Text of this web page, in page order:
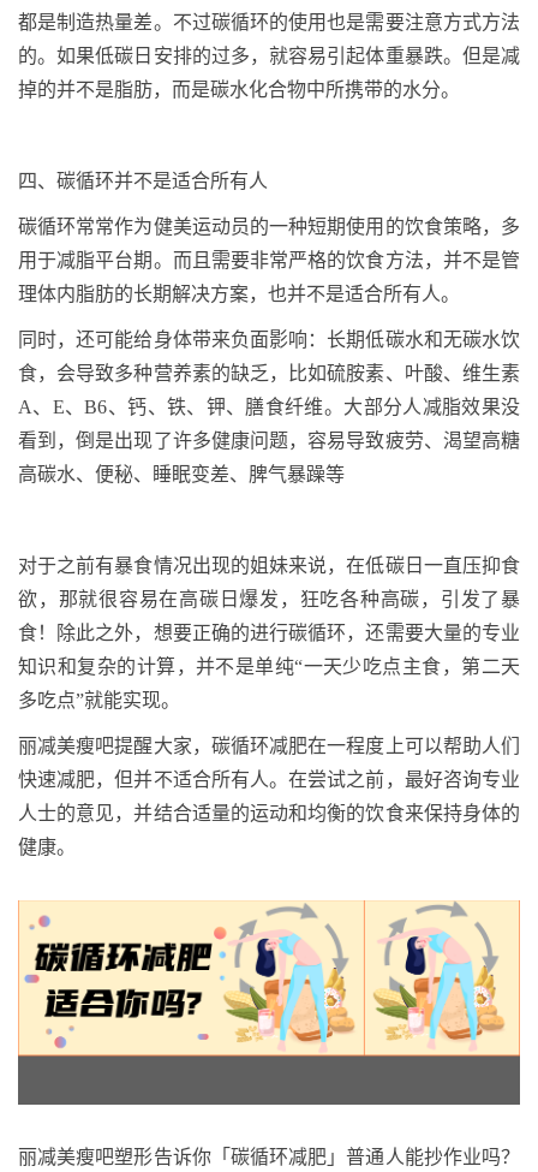
都是制造热量差。不过碳循环的使用也是需要注意方式方法
的。如果低碳日安排的过多，就容易引起体重暴跌。但是减
掉的并不是脂肪，而是碳水化合物中所携带的水分。
四、碳循环并不是适合所有人
碳循环常常作为健美运动员的一种短期使用的饮食策略，多
用于减脂平台期。而且需要非常严格的饮食方法，并不是管
理体内脂肪的长期解决方案，也并不是适合所有人。
同时，还可能给身体带来负面影响：长期低碳水和无碳水饮
食，会导致多种营养素的缺乏，比如硫胺素、叶酸、维生素
A、 E、B6、钙、铁、钾、膳食纤维。大部分人减脂效果没
看到，倒是出现了许多健康问题，容易导致疲劳、渴望高糖
高碳水、便秘、睡眠变差、脾气暴躁等
对于之前有暴食情况出现的姐妹来说，在低碳日一直压抑食
欲，那就很容易在高碳日爆发，狂吃各种高碳，引发了暴
食！除此之外，想要正确的进行碳循环，还需要大量的专业
知识和复杂的计算，并不是单纯“一天少吃点主食，第二天
多吃点”就能实现。
丽减美瘦吧提醒大家，碳循环减肥在一程度上可以帮助人们
快速减肥，但并不适合所有人。在尝试之前，最好咨询专业
人士的意见，并结合适量的运动和均衡的饮食来保持身体的
健康。
丽减美瘦吧塑形告诉你「碳循环减肥」普通人能抄作业吗？